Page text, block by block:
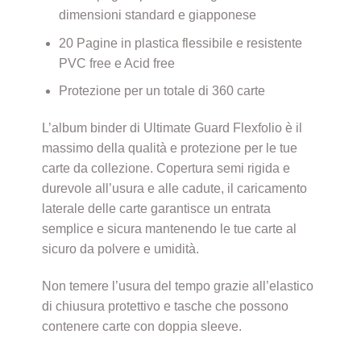
dimensioni standard e giapponese
20 Pagine in plastica flessibile e resistente
PVC free e Acid free
Protezione per un totale di 360 carte
L’album binder di Ultimate Guard Flexfolio è il
massimo della qualità e protezione per le tue
carte da collezione. Copertura semi rigida e
durevole all’usura e alle cadute, il caricamento
laterale delle carte garantisce un entrata
semplice e sicura mantenendo le tue carte al
sicuro da polvere e umidità.
Non temere l’usura del tempo grazie all’elastico
di chiusura protettivo e tasche che possono
contenere carte con doppia sleeve.